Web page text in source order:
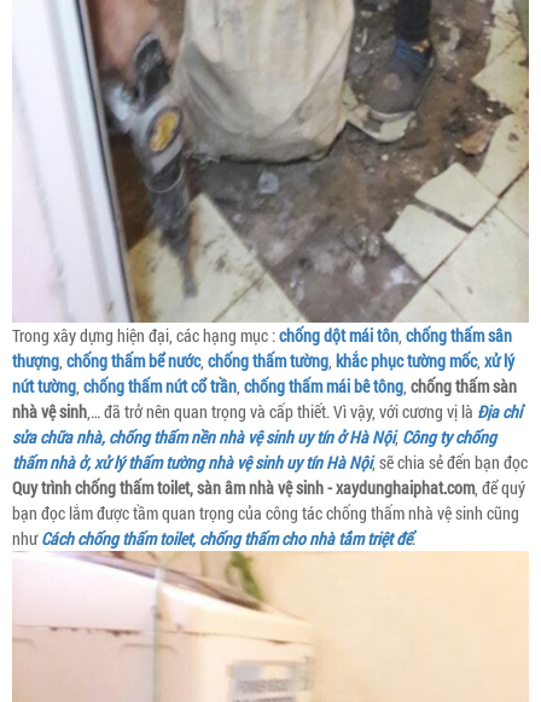
Trong xây dựng hiện đại, các hạng mục :chống dột mái tôn, chống thấm sân
thượng, chống thấm bể nước, chống thấm tường, khắc phục tường mốc, xử lý
nứt tường, chống thấm nứt cổ trần, chống thấm mái bê tông, chống thấm sàn
nhà vệ sinh,… đã trở nên quan trọng và cấp thiết. Vì vậy, với cương vị là Địa chỉ
sửa chữa nhà, chống thấm nền nhà vệ sinh uy tín ở Hà Nội, Công ty chống
thấm nhà ở, xử lý thấm tường nhà vệ sinh uy tín Hà Nội, sẽ chia sẻ đến bạn đọc
Quy trình chống thấm toilet, sàn âm nhà vệ sinh - xaydunghaiphat.com, để quý
bạn đọc lắm được tầm quan trọng của công tác chống thấm nhà vệ sinh cũng
nhưCách chống thấm toilet, chống thấm cho nhà tắm triệt để.